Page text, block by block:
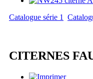
Catalogue série 1
CITERNES